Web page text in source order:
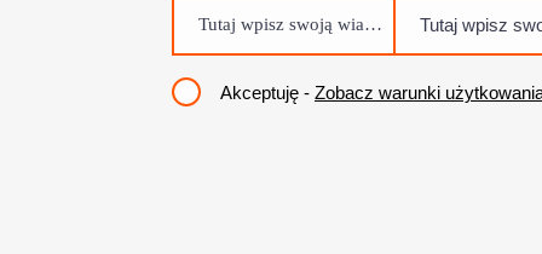
Akceptuję - Zobacz warunki